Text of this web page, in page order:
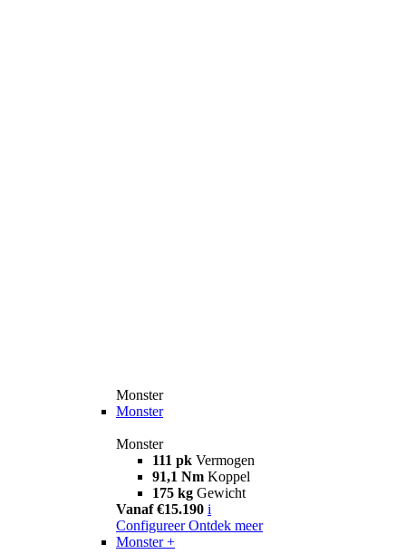
Monster
Monster
Monster
111 pk Vermogen
91,1 Nm Koppel
175 kg Gewicht
Vanaf €15.190 i
Configureer Ontdek meer
Monster +